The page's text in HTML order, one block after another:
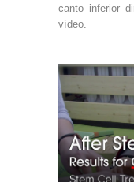
canto inferior
vídeo.